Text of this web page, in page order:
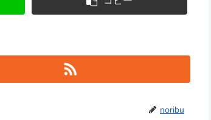
noribu